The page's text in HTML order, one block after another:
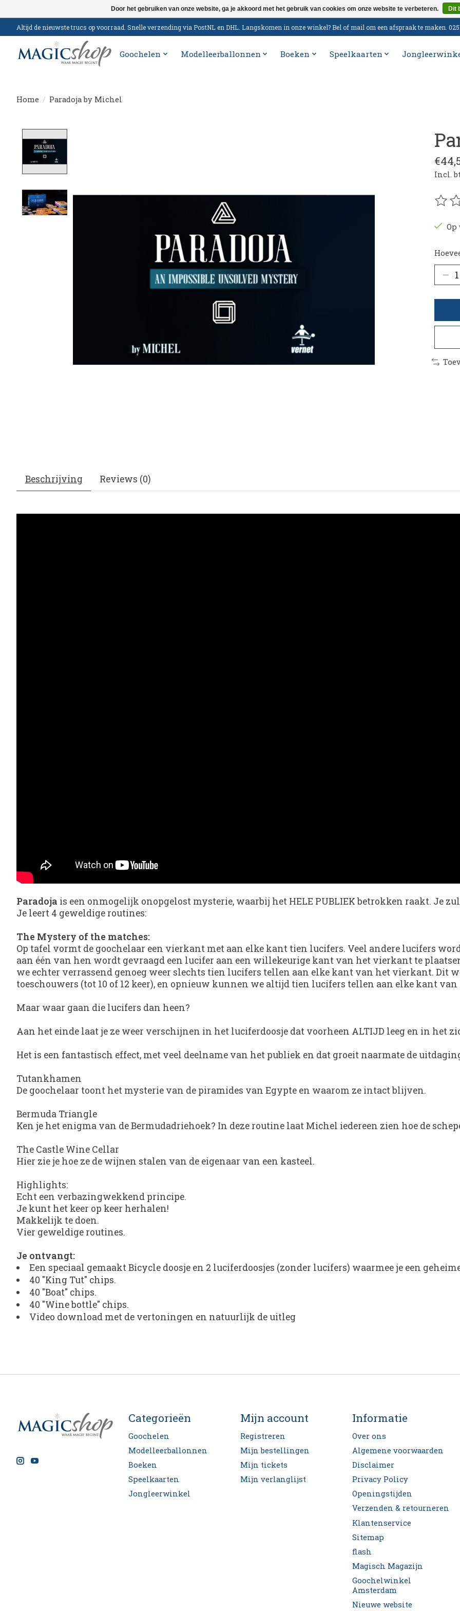
Altijd de nieuwste trucs op voorraad. Snelle verzending via PostNL en DHL. Langskomen in onze winkel? Bel of mail om een afspraak te maken.
Goochelen Modelleerballonnen Boeken Speelkaarten
Home / Paradoja by Michel
Incl.
De
Op
Beschrijving Reviews (0)
Paradoja is een onmogelijk onopgelost mysterie, waarbij het HELE PUBLIEK betrokken raakt. Je
Je leert 4 geweldige routines:
The Mystery of the matches:
Op tafel vormt de goochelaar een vierkant met aan elke kant tien lucifers. Veel andere lucifers
aan één van hen wordt gevraagd een lucifer aan een willekeurige kant van het vierkant te
we echter verrassend genoeg weer slechts tien lucifers tellen aan elke kant van het vierkant. Dit
toeschouwers (tot 10 of 12 keer), en opnieuw kunnen we altijd tien lucifers tellen aan elke kant
Maar waar gaan die lucifers dan heen?
Aan het einde laat je ze weer verschijnen in het luciferdoosje dat voorheen ALTIJD leeg en in het
Het is een fantastisch effect, met veel deelname van het publiek en dat groeit naarmate de
Tutankhamen
De goochelaar toont het mysterie van de piramides van Egypte en waarom ze intact blijven.
Bermuda Triangle
Ken je het enigma van de Bermudadriehoek? In deze routine laat Michel iedereen zien hoe de
The Castle Wine Cellar
Hier zie je hoe ze de wijnen stalen van de eigenaar van een kasteel.
Highlights:
Echt een verbazingwekkend principe.
Je kunt het keer op keer herhalen!
Makkelijk te doen.
Vier geweldige routines.
Je ontvangt:
Een speciaal gemaakt Bicycle doosje en 2 luciferdoosjes (zonder lucifers) waarmee je een
40 "King Tut" chips.
40 "Boat" chips.
40 "Wine bottle" chips.
Video download met de vertoningen en natuurlijk de uitleg
Categorieën
Goochelen
Modelleerballonnen
Boeken
Speelkaarten
Jongleerwinkel
Mijn account
Registreren
Mijn bestellingen
Mijn tickets
Mijn verlanglijst
Informatie
Over ons
Algemene voorwaarden
Disclaimer
Privacy Policy
Openingstijden
Verzenden & retourneren
Klantenservice
Sitemap
flash
Magisch Magazijn
Goochelwinkel
Amsterdam
Nieuwe website
Door het gebruiken van onze website, ga je akkoord met het gebruik van cookies om onze website te verbeteren. Dit